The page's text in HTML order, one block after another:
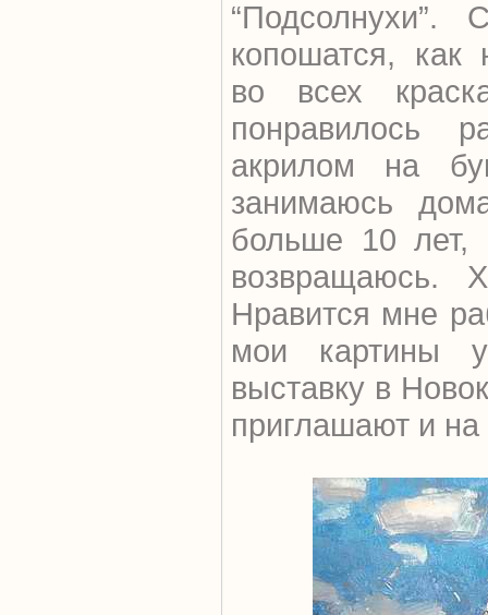
“Подсолнухи”.
копошатся, как
во всех
понравилось
акрилом на
занимаюсь
больше 10 лет,
возвращаюсь.
Нравится мне
мои картины
выставку в
приглашают и